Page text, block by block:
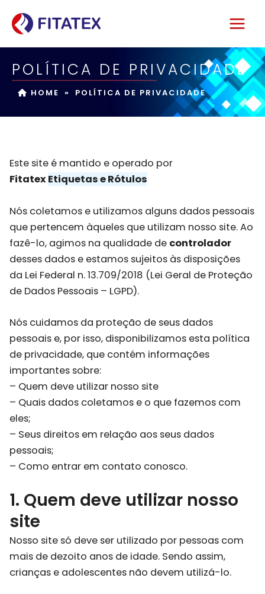
POLÍTICA DE PRIVACIDADE
HOME » POLÍTICA DE PRIVACIDADE
Este site é mantido e operado por
FitatexEtiquetas e Rótulos
Nós coletamos e utilizamos alguns dados pessoais
que pertencem àqueles que utilizam nosso site. Ao
fazê-lo, agimos na qualidade de controlador
desses dados e estamos sujeitos às disposições
da Lei Federal n. 13.709/2018 (Lei Geral de Proteção
de Dados Pessoais – LGPD).
Nós cuidamos da proteção de seus dados
pessoais e, por isso, disponibilizamos esta política
de privacidade, que contém informações
importantes sobre:
– Quem deve utilizar nosso site
– Quais dados coletamos e o que fazemos com
eles;
– Seus direitos em relação aos seus dados
pessoais;
– Como entrar em contato conosco.
1. Quem deve utilizar nosso
site
Nosso site só deve ser utilizado por pessoas com
mais de dezoito anos de idade. Sendo assim,
crianças e adolescentes não devem utilizá-lo.